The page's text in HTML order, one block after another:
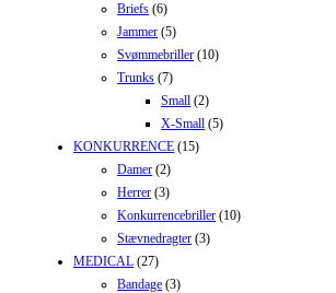
Briefs (6)
Jammer (5)
Svømmebriller (10)
Trunks (7)
Small (2)
X-Small (5)
KONKURRENCE (15)
Damer (2)
Herrer (3)
Konkurrencebriller (10)
Stævnedragter (3)
MEDICAL (27)
Bandage (3)